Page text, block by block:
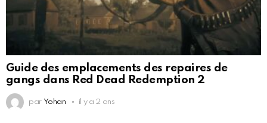
Guide des emplacements des repaires de
gangs dans Red Dead Redemption 2
par Yohan il y a 2 ans